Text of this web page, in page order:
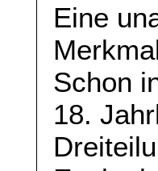
Eine
Schon
18.